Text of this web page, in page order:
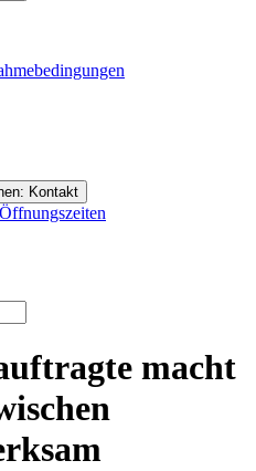
Kontakt
macht